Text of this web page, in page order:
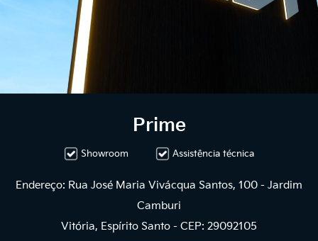
Prime
Showroom Assistência técnica
Endereço: Rua José Maria Vivácqua Santos, 100 - Jardim
Camburi
Vitória, Espírito Santo - CEP: 29092105